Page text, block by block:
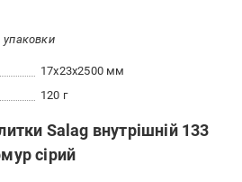
упаковки
17x23x2500 мм
120 г
Salag внутрішній 133
сірий